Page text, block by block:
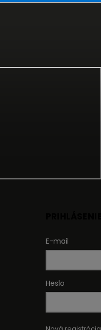
E-mail
Heslo